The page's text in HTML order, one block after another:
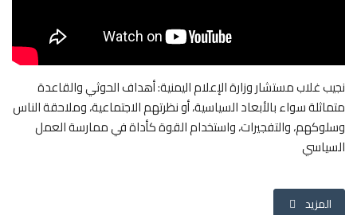
بيانات ومقالات
خارج السياق
نجيب غلاب مستشار وزارة الإعلام اليمنية: أهداف الحوثي والقاعدة
متماثلة سواء بالأبعاد السياسية، أو نظرتهم الاجتماعية، وملاحقة الناس
وسلوكهم، والتفجيرات، واستخدام القوة كأداة في ممارسة العمل
السياسي
المزيد